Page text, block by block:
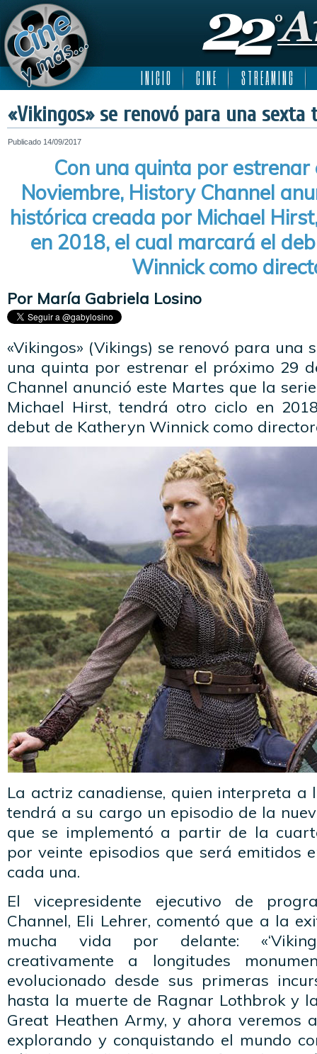
I N I C I O C I N E S T R E A M I N G
«Vikingos» se renovó para una sexta
Publicado 14/09/2017
Con una quinta por estrenar
Noviembre, History Channel
histórica creada por Michael
en 2018, el cual marcará el
Winnick como
Por María Gabriela Losino
«Vikingos» (Vikings) se renovó para una
una quinta por estrenar el próximo 29
Channel anunció este Martes que la
Michael Hirst, tendrá otro ciclo en
debut de Katheryn Winnick como
La actriz canadiense, quien interpreta a
tendrá a su cargo un episodio de la
que se implementó a partir de la
por veinte episodios que será emitidos
cada una.
El vicepresidente ejecutivo de
Channel, Eli Lehrer, comentó que a la
mucha vida por delante:
creativamente a longitudes
evolucionado desde sus primeras
hasta la muerte de Ragnar Lothbrok y
Great Heathen Army, y ahora veremos
explorando y conquistando el mundo